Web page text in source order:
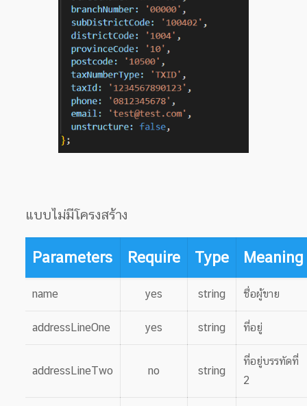
แบบไม่มีโครงสร้าง
Parameters Require Type Meaning
name yes string ชื่อผู้ขาย
addressLineOne yes string ที่อยู่
addressLineTwo no string
ที่อยู่บรรทัดที่
2